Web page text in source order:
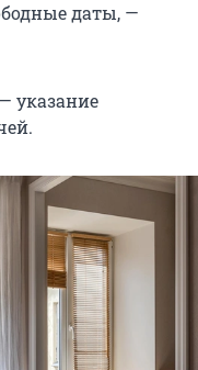
даты, —
указание